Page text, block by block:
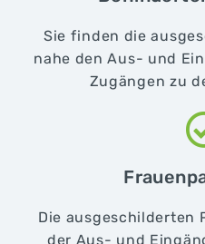
Sie finden die
nahe den Aus- und
Zugängen zu
Die ausgeschilderten
der Aus- und